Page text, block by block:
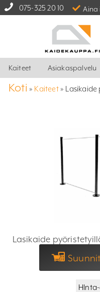
075-325 20 10 Aina
Kaiteet Asiakaspalvelu
Koti » Kaiteet» Lasikaide
Lasikaide